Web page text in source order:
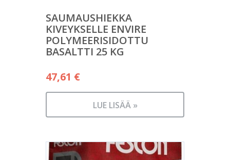
SAUMAUSHIEKKA
KIVEYKSELLE ENVIRE
POLYMEERISIDOTTU
BASALTTI 25 KG
47,61 €
LUE LISÄÄ »